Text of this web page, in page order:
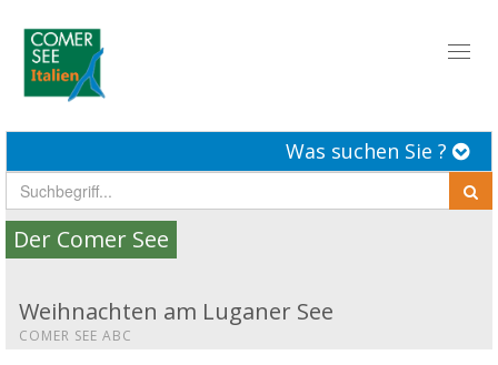
Was suchen Sie ?
Der Comer See
Weihnachten am Luganer See
COMER SEE ABC